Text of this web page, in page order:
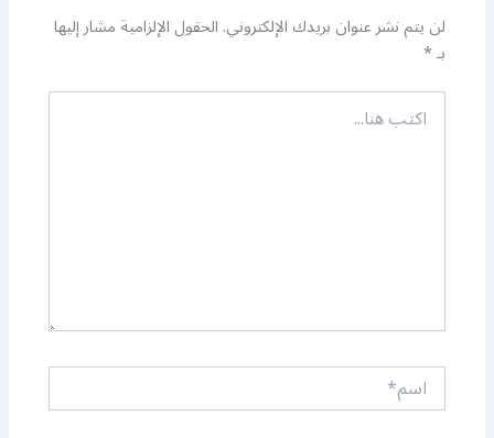
لن يتم نشر عنوان بريدك الإلكتروني.الحقول الإلزامية مشار إليها
بـ*
اكتب
هنا...
اسم*